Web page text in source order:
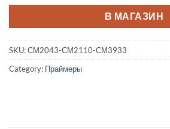
В МАГАЗИН
SKU:СМ2043-СМ2110-СМ3933
Category: Праймеры